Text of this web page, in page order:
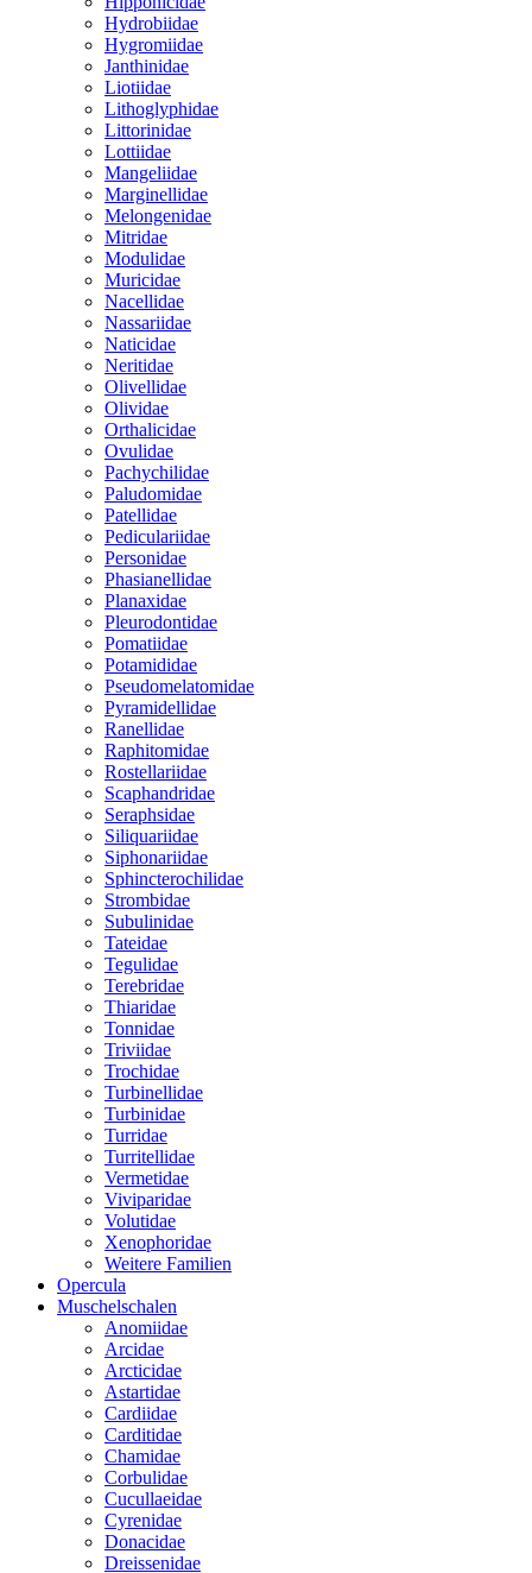
Hydrobiidae
Hygromiidae
Janthinidae
Liotiidae
Lithoglyphidae
Littorinidae
Lottiidae
Mangeliidae
Marginellidae
Melongenidae
Mitridae
Modulidae
Muricidae
Nacellidae
Nassariidae
Naticidae
Neritidae
Olivellidae
Olividae
Orthalicidae
Ovulidae
Pachychilidae
Paludomidae
Patellidae
Pediculariidae
Personidae
Phasianellidae
Planaxidae
Pleurodontidae
Pomatiidae
Potamididae
Pseudomelatomidae
Pyramidellidae
Ranellidae
Raphitomidae
Rostellariidae
Scaphandridae
Seraphsidae
Siliquariidae
Siphonariidae
Sphincterochilidae
Strombidae
Subulinidae
Tateidae
Tegulidae
Terebridae
Thiaridae
Tonnidae
Triviidae
Trochidae
Turbinellidae
Turbinidae
Turridae
Turritellidae
Vermetidae
Viviparidae
Volutidae
Xenophoridae
Weitere Familien
Opercula
Muschelschalen
Anomiidae
Arcidae
Arcticidae
Astartidae
Cardiidae
Carditidae
Chamidae
Corbulidae
Cucullaeidae
Cyrenidae
Donacidae
Dreissenidae